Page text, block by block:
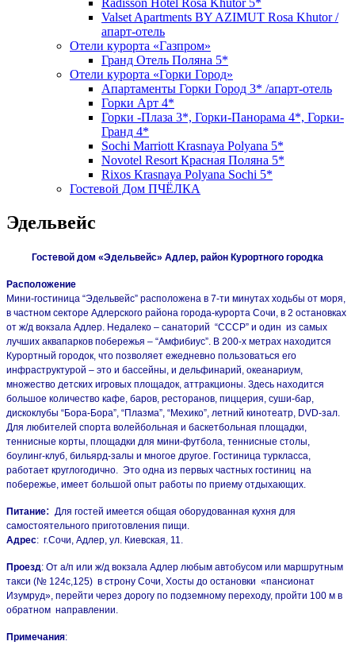
Valset Apartments BY AZIMUT Rosa Khutor /
апарт-отель
Отели курорта «Газпром»
Гранд Отель Поляна 5*
Отели курорта «Горки Город»
Апартаменты Горки Город 3* /апарт-отель
Горки Арт 4*
Горки -Плаза 3*, Горки-Панорама 4*, Горки-
Гранд 4*
Sochi Marriott Krasnaya Polyana 5*
Novotel Resort Красная Поляна 5*
Rixos Krasnaya Polyana Sochi 5*
Гостевой Дом ПЧЁЛКА
Эдельвейс
Гостевой дом «Эдельвейс» Адлер, район Курортного городка
Расположение
Мини-гостиница “Эдельвейс” расположена в 7-ти минутах ходьбы от моря,
в частном секторе Адлерского района города-курорта Сочи, в 2 остановках
от ж/д вокзала Адлер. Недалеко – санаторий “СССР” и один из самых
лучших аквапарков побережья – “Амфибиус”. В 200-х метрах находится
Курортный городок, что позволяет ежедневно пользоваться его
инфраструктурой – это и бассейны, и дельфинарий, океанариум,
множество детских игровых площадок, аттракционы. Здесь находится
большое количество кафе, баров, ресторанов, пиццерия, суши-бар,
дискоклубы “Бора-Бора”, “Плазма”, “Мехико”, летний кинотеатр, DVD-зал.
Для любителей спорта волейбольная и баскетбольная площадки,
теннисные корты, площадки для мини-футбола, теннисные столы,
боулинг-клуб, бильярд-залы и многое другое. Гостиница туркласса,
работает круглогодично. Это одна из первых частных гостиниц на
побережье, имеет большой опыт работы по приему отдыхающих.
Питание:
Для гостей имеется общая оборудованная кухня для
самостоятельного приготовления пищи.
Адрес: г.Сочи, Адлер, ул. Киевская, 11.
Проезд: От а/п или ж/д вокзала Адлер любым автобусом или маршрутным
такси (№ 124с,125) в строну Сочи, Хосты до остановки «пансионат
Изумруд», перейти через дорогу по подземному переходу, пройти 100 м в
обратном направлении.
Примечания: